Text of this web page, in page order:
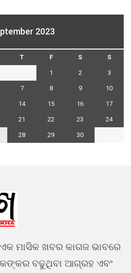
2023
T F S S
1 2 3
7 8 9 10
14 15 16 17
21 22 23 24
28 29
30
ମାସିକ ଖବର କାଗଜ ଭାବରେ
ବଢୁଥିବା ଆଗ୍ରହ ଏବଂ